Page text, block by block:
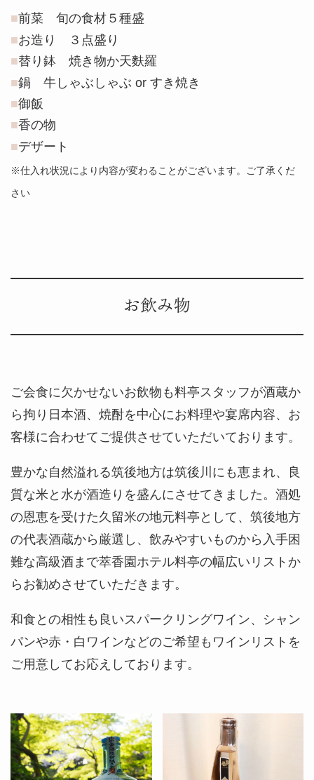
前菜 旬の食材５種盛
お造り ３点盛り
替り鉢 焼き物か天麩羅
鍋 牛しゃぶしゃぶ or すき焼き
御飯
香の物
デザート
※仕入れ状況により内容が変わることがございます。ご了承くだ
さい
お飲み物
ご会食に欠かせないお飲物も料亭スタッフが酒蔵か
ら拘り日本酒、焼酎を中心にお料理や宴席内容、お
客様に合わせてご提供させていただいております。
豊かな自然溢れる筑後地方は筑後川にも恵まれ、良
質な米と水が酒造りを盛んにさせてきました。酒処
の恩恵を受けた久留米の地元料亭として、筑後地方
の代表酒蔵から厳選し、飲みやすいものから入手困
難な高級酒まで萃香園ホテル料亭の幅広いリストか
らお勧めさせていただきます。
和食との相性も良いスパークリングワイン、シャン
パンや赤・白ワインなどのご希望もワインリストを
ご用意してお応えしております。